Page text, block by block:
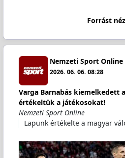
Forrást
Nemzeti Sport Online
2026. 06. 06. 08:28
Varga Barnabás kiemelkedett
értékeltük a játékosokat!
Nemzeti Sport Online
Lapunk értékelte a magyar